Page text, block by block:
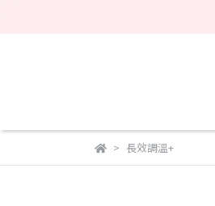
長效調溫+